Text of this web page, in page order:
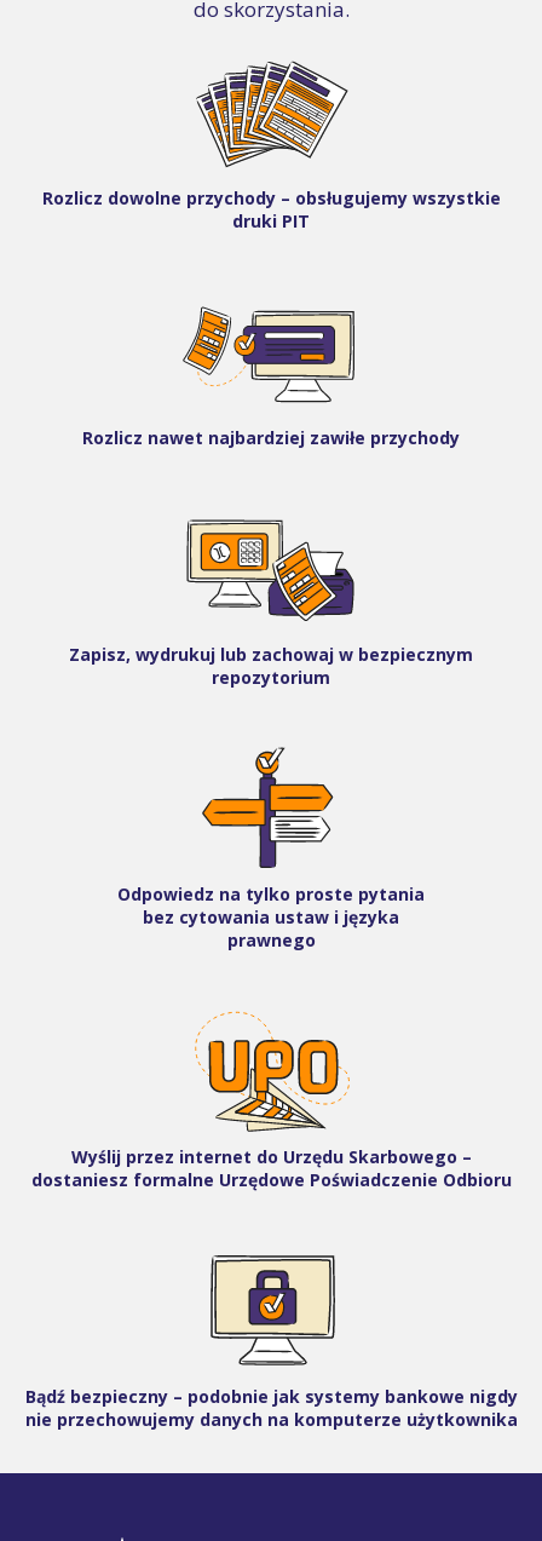
do skorzystania.
Rozlicz dowolne przychody – obsługujemy wszystkie
druki PIT
Rozlicz nawet najbardziej zawiłe przychody
Zapisz, wydrukuj lub zachowaj w bezpiecznym
repozytorium
Odpowiedz na tylko proste pytania
bez cytowania ustaw i języka
prawnego
Wyślij przez internet do Urzędu Skarbowego –
dostaniesz formalne Urzędowe Poświadczenie Odbioru
Bądź bezpieczny – podobnie jak systemy bankowe nigdy
nie przechowujemy danych na komputerze użytkownika